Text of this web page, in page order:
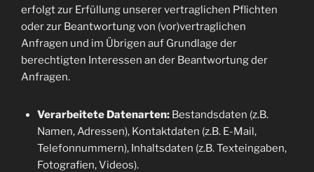
erfolgt zur Erfüllung unserer vertraglichen Pflichten
oder zur Beantwortung von (vor)vertraglichen
Anfragen und im Übrigen auf Grundlage der
berechtigten Interessen an der Beantwortung der
Anfragen.
Verarbeitete Datenarten:Bestandsdaten (z.B.
Namen, Adressen), Kontaktdaten (z.B. E-Mail,
Telefonnummern), Inhaltsdaten (z.B. Texteingaben,
Fotografien, Videos).